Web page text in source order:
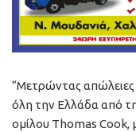
“Μετρώντας
όλη την Ελλάδα από
ομίλου Thomas